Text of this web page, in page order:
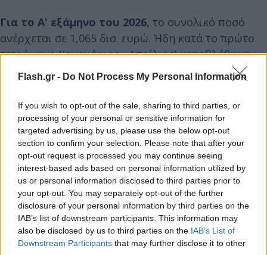
Flash.gr - Do Not Process My Personal Information
If you wish to opt-out of the sale, sharing to third parties, or
processing of your personal or sensitive information for
targeted advertising by us, please use the below opt-out
section to confirm your selection. Please note that after your
opt-out request is processed you may continue seeing
interest-based ads based on personal information utilized by
us or personal information disclosed to third parties prior to
your opt-out. You may separately opt-out of the further
disclosure of your personal information by third parties on the
IAB’s list of downstream participants. This information may
also be disclosed by us to third parties on the IAB’s List of
Downstream Participants that may further disclose it to other
Για το Α' εξάμηνο του 2026, το συνολικό ποσό
ανέρχεται σε 1,065 δισ. ευρώ. Ήδη κατά το πρώτο
τετράμηνο (Ιανουάριος - Απρίλιος) καταβλήθηκαν
περίπου 259 εκατ. ευρώ σε 166.000 δικαιούχους για
κατηγορίες όπως η Βασική Ενίσχυση και τα
Τομεακά Προγράμματα.
Ο Μάιος και ο Ιούνιος αποτελούν μήνες-κλειδιά,
καθώς έχουν προγραμματιστεί:
Μάιος: Πληρωμές 297 εκατ. ευρώ, που αφορούν
κυρίως Συνδεδεμένες ενισχύσεις και Οικολογικά
Σχήματα.